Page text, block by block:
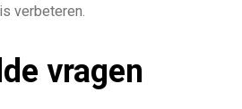
verbeteren.
vragen